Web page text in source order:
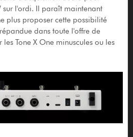
sur l'ordi. Il paraît maintenant
plus proposer cette possibilité
dans toute l'offre de
Tone X One minuscules ou les